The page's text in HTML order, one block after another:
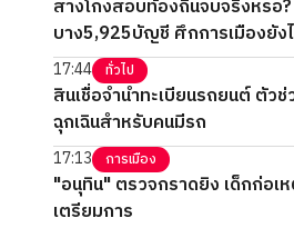
สางโกงสอบท้องถิ่นจบจริงหรอ
บาง5,925บัญชี ศึกการเมืองยัง
17:44 ทั่วไป
สินเชื่อจำนำทะเบียนรถยนต์ ตัวช่
ฉุกเฉินสำหรับคนมีรถ
17:13 การเมือง
"อนุทิน" ตรวจกราดยิง เด็กก่อเห
เตรียมการ